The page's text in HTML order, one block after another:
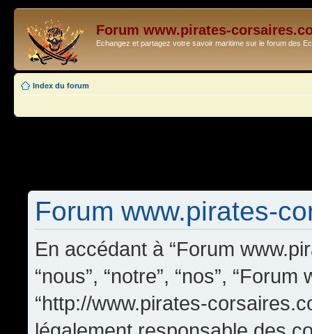
Forum www.pirates-
Echangez et partagez votre savoir maritime sur le forum des
Index du forum
Forum www.pirates-
En accédant à “Forum
“nous”, “notre”, “nos”,
“http://www.pirates-